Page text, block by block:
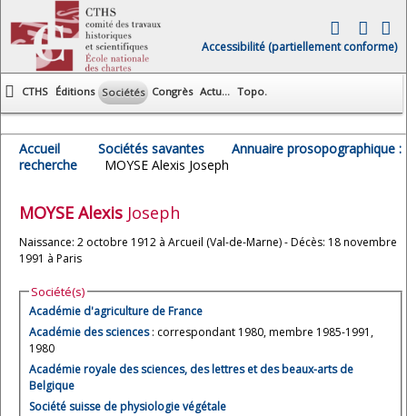
Accessibilité (partiellement conforme)
CTHS Éditions Sociétés Congrès Actu... Topo.
Accueil Sociétés savantes
Annuaire prosopographique :
recherche
MOYSE Alexis Joseph
MOYSE Alexis Joseph
Naissance: 2 octobre 1912 à Arcueil (Val-de-Marne) - Décès: 18 novembre
1991 à Paris
Société(s)
Académie d'agriculture de France
Académie des sciences: correspondant 1980, membre 1985-1991,
1980
Académie royale des sciences, des lettres et des beaux-arts de
Belgique
Société suisse de physiologie végétale